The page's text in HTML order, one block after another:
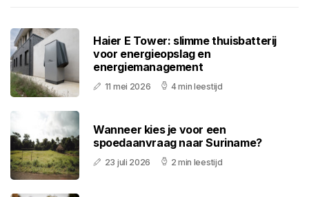
Haier E Tower: slimme thuisbatterij
voor energieopslag en
energiemanagement
11 mei 2026 4 min leestijd
Wanneer kies je voor een
spoedaanvraag naar Suriname?
23 juli 2026 2 min leestijd